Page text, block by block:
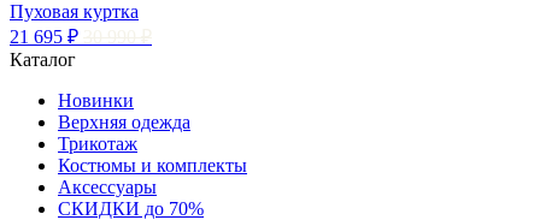
Пуховая куртка
21 695 ₽
Каталог
Новинки
Верхняя одежда
Трикотаж
Костюмы и комплекты
Аксессуары
СКИДКИ до 70%